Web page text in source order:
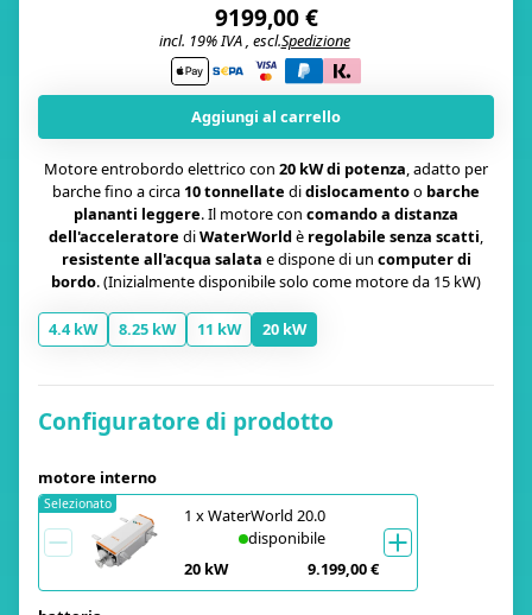
9199,00 €
incl. 19% IVA , escl.Spedizione
Aggiungi al carrello
Motore entrobordo elettrico con 20 kW di potenza, adatto per
barche fino a circa 10 tonnellate didislocamentoo barche
plananti leggere. Il motore con comando a distanza
dell'acceleratore diWaterWorldè regolabile senza scatti,
resistente all'acqua salata e dispone di un computer di
bordo. (Inizialmente disponibile solo come motore da 15 kW)
4.4 kW 8.25 kW 11 kW 20 kW
Configuratore di prodotto
motore interno
1 xWaterWorld 20.0
disponibile
20 kW
9.199,00 €
Selezionato